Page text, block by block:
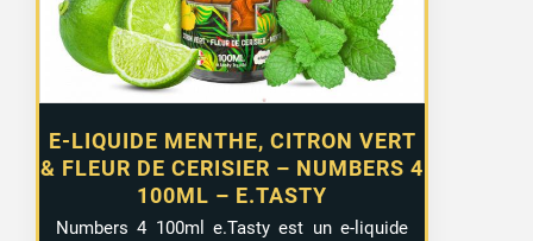
E-LIQUIDE MENTHE, CITRON VERT
& FLEUR DE CERISIER – NUMBERS 4
100ML – E.TASTY
Numbers 4 100ml e.Tasty est un e-liquide